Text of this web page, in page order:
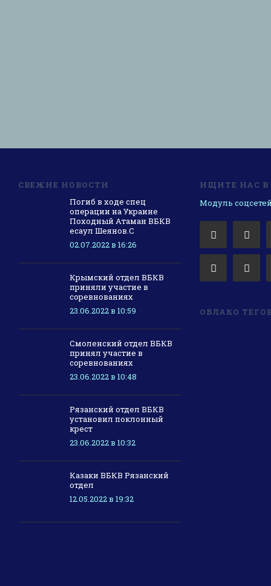
СВЕЖИЕ НОВОСТИ
Погиб в ходе спец
операции на Украине
Походный Атаман ВБКВ
есаул Шеянов.С
02.07.2022 в 16:26
Крымский отдел ВБКВ
приняли участие в
соревнованиях
23.06.2022 в 10:59
Смоленский отдел ВБКВ
принял участие в
соревнованиях
23.06.2022 в 10:48
Рязанский отдел ВБКВ
установил поклонный
крест
23.06.2022 в 10:32
Казаки ВБКВ Рязанский
отдел
12.05.2022 в 19:32
ИЩИТЕ НАС В
Модуль
ОБЛАКО